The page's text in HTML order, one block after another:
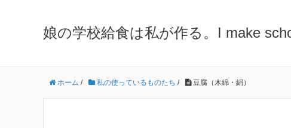
娘の学校給食は私が作る。I make
ホーム / 私の使っているものたち / 豆腐（木綿・絹）